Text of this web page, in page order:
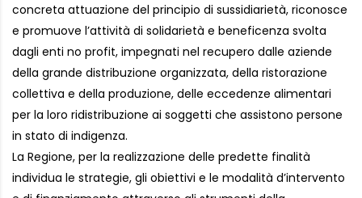
concreta attuazione del principio di sussidiarietà, riconosce
e promuove l’attività di solidarietà e beneficenza svolta
dagli enti no profit, impegnati nel recupero dalle aziende
della grande distribuzione organizzata, della ristorazione
collettiva e della produzione, delle eccedenze alimentari
per la loro ridistribuzione ai soggetti che assistono persone
in stato di indigenza.
La Regione, per la realizzazione delle predette finalità
individua le strategie, gli obiettivi e le modalità d’intervento